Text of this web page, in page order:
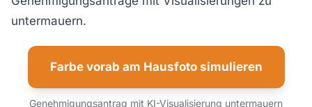
untermauern.
Farbe vorab am Hausfoto simulieren
Genehmigungsantrag mit KI-Visualisierung untermauern